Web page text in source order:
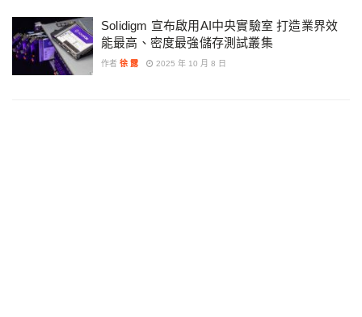
Solidigm 宣布啟用AI中央實驗室 打造業界效
能最高、密度最強儲存測試叢集
作者 徐 露 2025 年 10 月 8 日